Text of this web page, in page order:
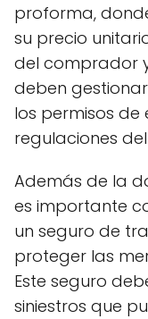
proforma,
su precio
del comprador
deben
los permisos de
regulaciones
Además de la
es importante
un seguro de
proteger las
Este seguro
siniestros que